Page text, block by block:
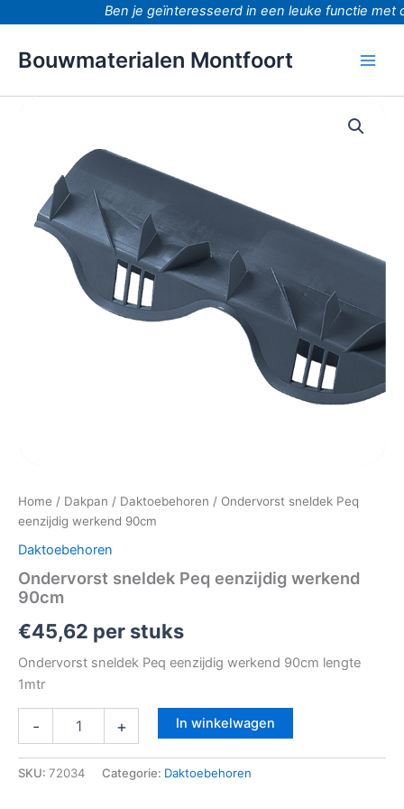
Ben je geïnteresseerd in een leuke functie met
Bouwmaterialen Montfoort
Home / Dakpan / Daktoebehoren / Ondervorst sneldek Peq
eenzijdig werkend 90cm
Daktoebehoren
Ondervorst sneldek Peq eenzijdig werkend
90cm
€45,62 per stuks
Ondervorst sneldek Peq eenzijdig werkend 90cm lengte
1mtr
-
werkend
90cm
aantal
+ In winkelwagen
SKU: 72034 Categorie: Daktoebehoren